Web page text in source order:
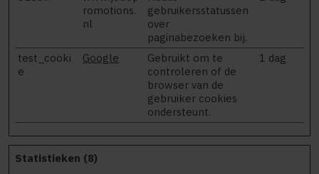
romotions.
nl
gebruikersstatussen
over
paginabezoeken bij.
test_cooki
e
Google
Gebruikt om te
controleren of de
browser van de
gebruiker cookies
ondersteunt.
1 dag
Statistieken (8)